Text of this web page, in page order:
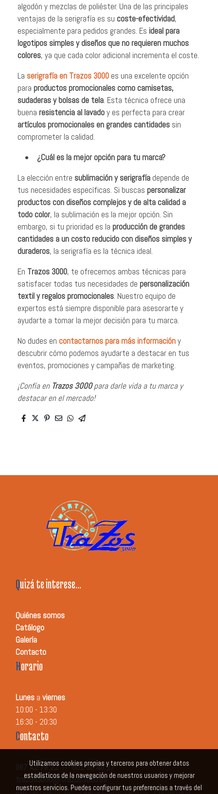
algodón y mezclas de poliéster. Una de las principales
ventajas de la serigrafía es su coste-efectividad,
especialmente para pedidos grandes. Es ideal para
logotipos simples y diseños que no requieren muchos
colores, ya que cada color adicional incrementa el coste.
La serigrafía en Trazos 3000 es una excelente opción
para productos promocionales como camisetas,
sudaderas y bolsas de tela. Esta técnica ofrece una
buena resistencia al lavadoy es perfecta para crear
artículos promocionales en grandes cantidades sin
comprometer la calidad.
¿Cuál es la mejor opción para tu marca?
La elección entre sublimación y serigrafía depende de
tus necesidades específicas. Si buscas personalizar
productos con diseños complejos y de alta calidad a
todo color, la sublimación es la mejor opción. Sin
embargo, si tu prioridad es la producción de grandes
cantidades a un costo reducido con diseños simples y
duraderos, la serigrafía es la técnica ideal.
En Trazos 3000, te ofrecemos ambas técnicas para
satisfacer todas tus necesidades de personalización
textil y regalos promocionales. Nuestro equipo de
expertos está siempre disponible para asesorarte y
ayudarte a tomar la mejor decisión para tu marca.
No dudes en contactarnos para más informacióny
descubrir cómo podemos ayudarte a destacar en tus
eventos, promociones y campañas de marketing.
¡Confía en Trazos 3000para darle vida a tu marca y
destacar en el mercado!
Quizá te interese...
Quiénes somos
Catálogo
Galería
Contacto
Horario
Lunes a viernes
10:00 - 13:30
16:30 - 20:30
Contacto
987 42 79 22//601 38 48 27
trazos3000@trazos3000.es
Avd. de Galicia, 62 - 24404 Cuatrovientos - Ponferrada
Utilizamos cookies propias y terceros para obtener datos
estadísticos de la navegación de nuestros usuarios y mejorar
nuestros servicios. Puedes configurar tus preferencias a través del